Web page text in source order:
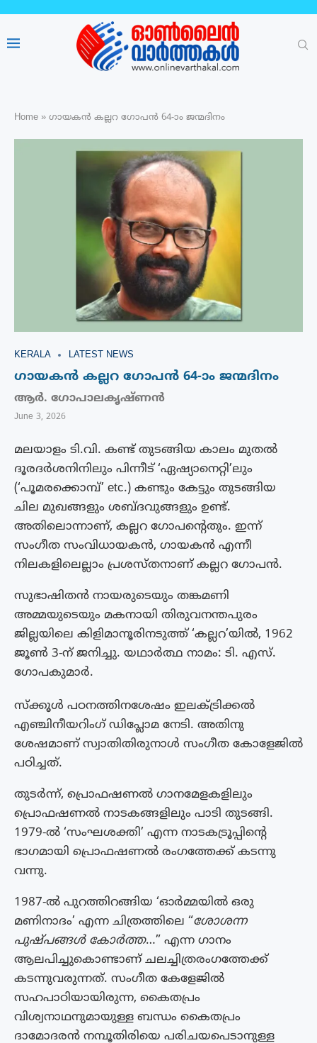
Home » ഗായകൻ കല്ലറ ഗോപൻ 64-ാം ജന്മദിനം
KERALA LATEST NEWS
ഗായകൻ കല്ലറ ഗോപൻ 64-ാം ജന്മദിനം
ആർ. ഗോപാലകൃഷ്ണൻ
June 3, 2026
മലയാളം ടി.വി. കണ്ട് തുടങ്ങിയ കാലം മുതല്‍
ദൂരദര്‍ശനിനിലും പിന്നീട് ‘ഏഷ്യാനെറ്റി’ലും
(‘പൂമരക്കൊമ്പ്‌’ etc.) കണ്ടും കേട്ടും തുടങ്ങിയ
ചില മുഖങ്ങളും ശബ്ദവുങ്ങളും ഉണ്ട്.
അതിലൊന്നാണ്, കല്ലറ ഗോപൻ്റെതും. ഇന്ന്
സംഗീത സംവിധായകന്‍, ഗായകന്‍ എന്നീ
നിലകളിലെല്ലാം പ്രശസ്തനാണ് കല്ലറ ഗോപന്‍.
സുഭാഷിതന്‍ നായരുടെയും തങ്കമണി
അമ്മയുടെയും മകനായി തിരുവനന്തപുരം
ജില്ലയിലെ കിളിമാനൂരിനടുത്ത് ‘കല്ലറ’യിൽ, 1962
ജൂൺ 3-ന് ജനിച്ചു. യഥാർത്ഥ നാമം: ടി. എസ്.
ഗോപകുമാർ.
സ്‌ക്കൂള്‍ പഠനത്തിനശേഷം ഇലക്ട്രിക്കല്‍
എഞ്ചിനീയറിംഗ് ഡിപ്ലോമ നേടി. അതിനു
ശേഷമാണ് സ്വാതിതിരുനാള്‍ സംഗീത കോളേജില്‍
പഠിച്ചത്.
തുടർന്ന്, പ്രൊഫഷണല്‍ ഗാനമേളകളിലും
പ്രൊഫഷണല്‍ നാടകങ്ങളിലും പാടി തുടങ്ങി.
1979-ൽ ‘സംഘശക്തി’ എന്ന നാടകട്രൂപ്പിന്റെ
ഭാഗമായി പ്രൊഫഷണൽ രംഗത്തേക്ക് കടന്നു
വന്നു.
1987-ല്‍ പുറത്തിറങ്ങിയ ‘ഓര്‍മ്മയില്‍ ഒരു
മണിനാദം’ എന്ന ചിത്രത്തിലെ “ശോശന്ന
പുഷ്പങ്ങള്‍ കോര്‍ത്ത…” എന്ന ഗാനം
ആലപിച്ചുകൊണ്ടാണ് ചലച്ചിത്രരംഗത്തേക്ക്
കടന്നുവരുന്നത്. സംഗീത കേളേജില്‍
സഹപാഠിയായിരുന്ന, കൈതപ്രം
വിശ്വനാഥനുമായുള്ള ബന്ധം കൈതപ്രം
ദാമോദരന്‍ നമ്പൂതിരിയെ പരിചയപെടാനുള്ള